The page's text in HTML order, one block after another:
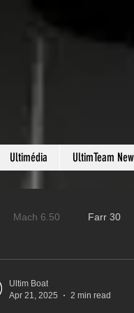
Ultimédia UltimTeam
Mach 6.50 Farr 30
Ultim Boat
Apr 21, 2025
2 min read